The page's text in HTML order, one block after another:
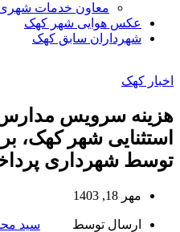
معاون خدمات
عکس هوایی شهر کهک
شهرداران سابق کهک
اخبار کهک
هزینه سرویس مدارس
استثنایی شهر کهک،
توسط شهرداری
مهر 18, 1403
ارسال توسط سید